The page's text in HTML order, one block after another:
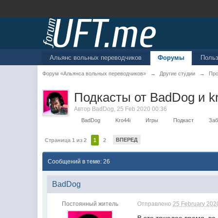
Альянс вольных переводчиков Форумы
Форум «Альянса вольных переводчиков» → Другие студии →
Подкасты от BadDog и
Автор BadDog,25 Feb 2020 00:36
BadDog Kro44i Игры Подкаст
Страница 1 из 2 1 2 ВПЕРЕД
Сообщений в теме: 26
BadDog
Постоянный житель Отправлено25 February